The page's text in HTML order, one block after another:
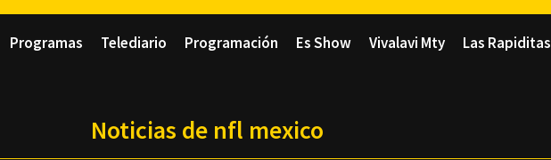
Programas Telediario Programación Es Show Vivalavi Mty Las Rapiditas
Noticias de nfl mexico